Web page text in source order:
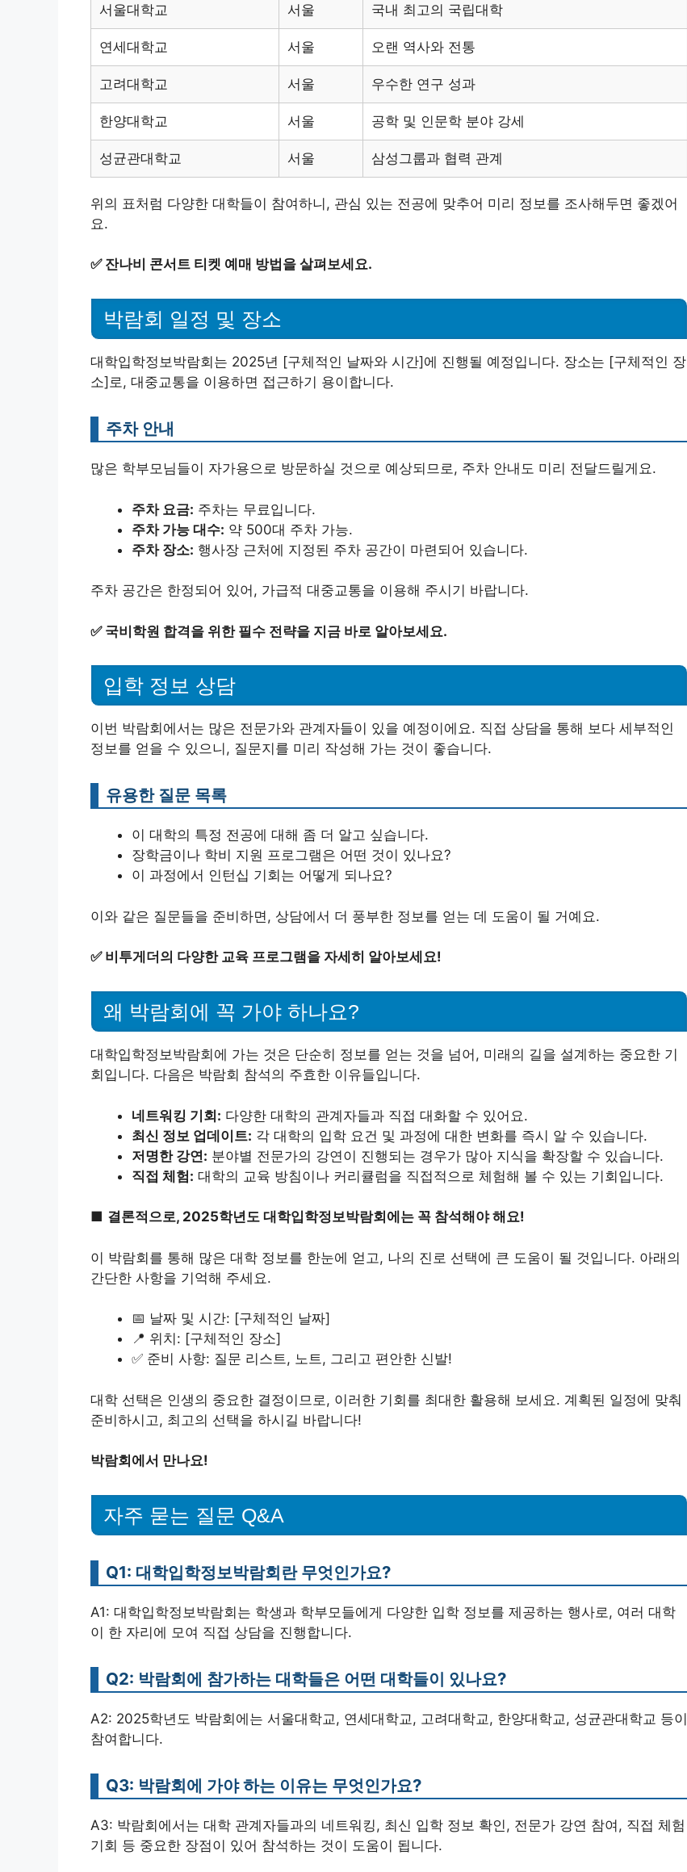
서울대학교 서울 국내 최고의 국립대학
연세대학교 서울 오랜 역사와 전통
고려대학교 서울 우수한 연구 성과
한양대학교 서울 공학 및 인문학 분야 강세
성균관대학교 서울 삼성그룹과 협력 관계
위의 표처럼 다양한 대학들이 참여하니, 관심 있는 전공에 맞추어 미리 정보를 조사해두면 좋겠어
요.
✅ 잔나비 콘서트 티켓 예매 방법을 살펴보세요.
박람회 일정 및 장소
대학입학정보박람회는 2025년 [구체적인 날짜와 시간]에 진행될 예정입니다. 장소는 [구체적인 장
소]로, 대중교통을 이용하면 접근하기 용이합니다.
주차 안내
많은 학부모님들이 자가용으로 방문하실 것으로 예상되므로, 주차 안내도 미리 전달드릴게요.
주차 요금: 주차는 무료입니다.
주차 가능 대수: 약 500대 주차 가능.
주차 장소: 행사장 근처에 지정된 주차 공간이 마련되어 있습니다.
주차 공간은 한정되어 있어, 가급적 대중교통을 이용해 주시기 바랍니다.
✅ 국비학원 합격을 위한 필수 전략을 지금 바로 알아보세요.
입학 정보 상담
이번 박람회에서는 많은 전문가와 관계자들이 있을 예정이에요. 직접 상담을 통해 보다 세부적인
정보를 얻을 수 있으니, 질문지를 미리 작성해 가는 것이 좋습니다.
유용한 질문 목록
이 대학의 특정 전공에 대해 좀 더 알고 싶습니다.
장학금이나 학비 지원 프로그램은 어떤 것이 있나요?
이 과정에서 인턴십 기회는 어떻게 되나요?
이와 같은 질문들을 준비하면, 상담에서 더 풍부한 정보를 얻는 데 도움이 될 거예요.
✅ 비투게더의 다양한 교육 프로그램을 자세히 알아보세요!
왜 박람회에 꼭 가야 하나요?
대학입학정보박람회에 가는 것은 단순히 정보를 얻는 것을 넘어, 미래의 길을 설계하는 중요한 기
회입니다. 다음은 박람회 참석의 주효한 이유들입니다.
네트워킹 기회: 다양한 대학의 관계자들과 직접 대화할 수 있어요.
최신 정보 업데이트: 각 대학의 입학 요건 및 과정에 대한 변화를 즉시 알 수 있습니다.
저명한 강연: 분야별 전문가의 강연이 진행되는 경우가 많아 지식을 확장할 수 있습니다.
직접 체험: 대학의 교육 방침이나 커리큘럼을 직접적으로 체험해 볼 수 있는 기회입니다.
■ 결론적으로, 2025학년도 대학입학정보박람회에는 꼭 참석해야 해요!
이 박람회를 통해 많은 대학 정보를 한눈에 얻고, 나의 진로 선택에 큰 도움이 될 것입니다. 아래의
간단한 사항을 기억해 주세요.
📅 날짜 및 시간: [구체적인 날짜]
📍 위치: [구체적인 장소]
✅ 준비 사항: 질문 리스트, 노트, 그리고 편안한 신발!
대학 선택은 인생의 중요한 결정이므로, 이러한 기회를 최대한 활용해 보세요. 계획된 일정에 맞춰
준비하시고, 최고의 선택을 하시길 바랍니다!
박람회에서 만나요!
자주 묻는 질문 Q&A
Q1: 대학입학정보박람회란 무엇인가요?
A1: 대학입학정보박람회는 학생과 학부모들에게 다양한 입학 정보를 제공하는 행사로, 여러 대학
이 한 자리에 모여 직접 상담을 진행합니다.
Q2: 박람회에 참가하는 대학들은 어떤 대학들이 있나요?
A2: 2025학년도 박람회에는 서울대학교, 연세대학교, 고려대학교, 한양대학교, 성균관대학교 등이
참여합니다.
Q3: 박람회에 가야 하는 이유는 무엇인가요?
A3: 박람회에서는 대학 관계자들과의 네트워킹, 최신 입학 정보 확인, 전문가 강연 참여, 직접 체험
기회 등 중요한 장점이 있어 참석하는 것이 도움이 됩니다.